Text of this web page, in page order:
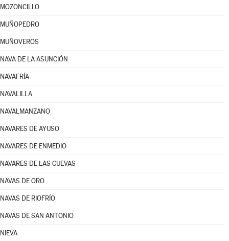
MOZONCILLO
MUÑOPEDRO
MUÑOVEROS
NAVA DE LA ASUNCIÓN
NAVAFRÍA
NAVALILLA
NAVALMANZANO
NAVARES DE AYUSO
NAVARES DE ENMEDIO
NAVARES DE LAS CUEVAS
NAVAS DE ORO
NAVAS DE RIOFRÍO
NAVAS DE SAN ANTONIO
NIEVA